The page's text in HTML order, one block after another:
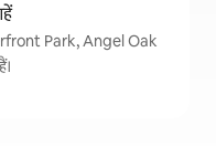
Park, Angel Oak